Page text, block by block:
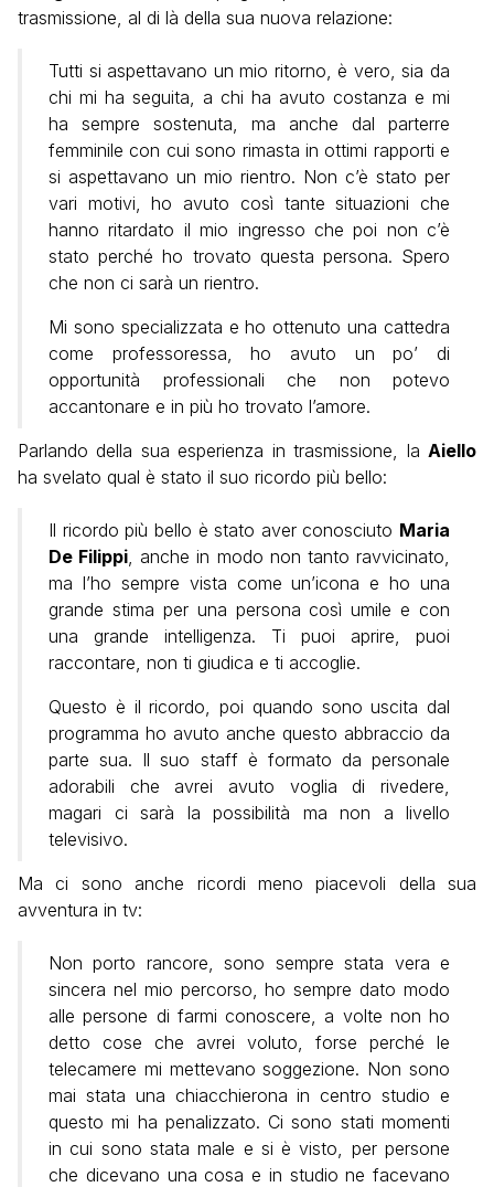
trasmissione, al di là della sua nuova relazione:
Tutti si aspettavano un mio ritorno, è vero, sia da
chi mi ha seguita, a chi ha avuto costanza e mi
ha sempre sostenuta, ma anche dal parterre
femminile con cui sono rimasta in ottimi rapporti e
si aspettavano un mio rientro. Non c’è stato per
vari motivi, ho avuto così tante situazioni che
hanno ritardato il mio ingresso che poi non c’è
stato perché ho trovato questa persona. Spero
che non ci sarà un rientro.
Mi sono specializzata e ho ottenuto una cattedra
come professoressa, ho avuto un po’ di
opportunità professionali che non potevo
accantonare e in più ho trovato l’amore.
Parlando della sua esperienza in trasmissione, la Aiello
ha svelato qual è stato il suo ricordo più bello:
Il ricordo più bello è stato aver conosciuto Maria
De Filippi , anche in modo non tanto ravvicinato,
ma l’ho sempre vista come un’icona e ho una
grande stima per una persona così umile e con
una grande intelligenza. Ti puoi aprire, puoi
raccontare, non ti giudica e ti accoglie.
Questo è il ricordo, poi quando sono uscita dal
programma ho avuto anche questo abbraccio da
parte sua. Il suo staff è formato da personale
adorabili che avrei avuto voglia di rivedere,
magari ci sarà la possibilità ma non a livello
televisivo.
Ma ci sono anche ricordi meno piacevoli della sua
avventura in tv:
Non porto rancore, sono sempre stata vera e
sincera nel mio percorso, ho sempre dato modo
alle persone di farmi conoscere, a volte non ho
detto cose che avrei voluto, forse perché le
telecamere mi mettevano soggezione. Non sono
mai stata una chiacchierona in centro studio e
questo mi ha penalizzato. Ci sono stati momenti
in cui sono stata male e si è visto, per persone
che dicevano una cosa e in studio ne facevano